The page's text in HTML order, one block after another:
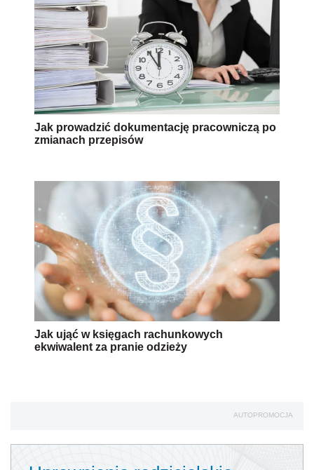
Jak prowadzić dokumentację pracowniczą po
zmianach przepisów
Jak ująć w księgach rachunkowych
ekwiwalent za pranie odzieży
AUTOPROMOCJA